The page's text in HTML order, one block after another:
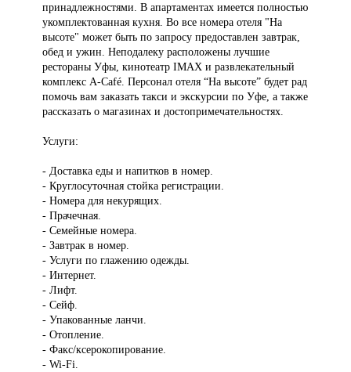
принадлежностями. В апартаментах имеется полностью
укомплектованная кухня. Во все номера отеля "На
высоте" может быть по запросу предоставлен завтрак,
обед и ужин. Неподалеку расположены лучшие
рестораны Уфы, кинотеатр IMAX и развлекательный
комплекс A-Café. Персонал отеля “На высоте” будет рад
помочь вам заказать такси и экскурсии по Уфе, а также
рассказать о магазинах и достопримечательностях.
Услуги:
- Доставка еды и напитков в номер.
- Круглосуточная стойка регистрации.
- Номера для некурящих.
- Прачечная.
- Семейные номера.
- Завтрак в номер.
- Услуги по глажению одежды.
- Интернет.
- Лифт.
- Сейф.
- Упакованные ланчи.
- Отопление.
- Факс/ксерокопирование.
- Wi-Fi.